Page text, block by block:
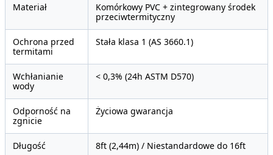
Materiał
Komórkowy PVC + zintegrowany środek
przeciwtermityczny
Ochrona przed
termitami
Stała klasa 1 (AS 3660.1)
Wchłanianie
wody
< 0,3% (24h ASTM D570)
Odporność na
zgnicie
Życiowa gwarancja
Długość 8ft (2,44m) / Niestandardowe do 16ft